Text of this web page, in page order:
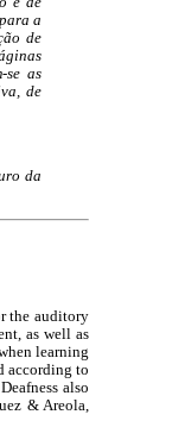
a
de
se as
de
da
the auditory
as well as
learning
according to
also
& Areola,